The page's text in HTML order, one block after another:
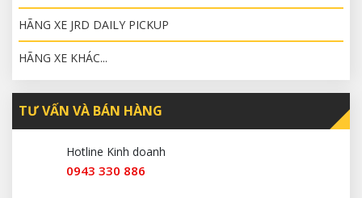
HÃNG XE JRD DAILY PICKUP
HÃNG XE KHÁC...
TƯ VẤN VÀ BÁN HÀNG
Hotline Kinh doanh
0943 330 886